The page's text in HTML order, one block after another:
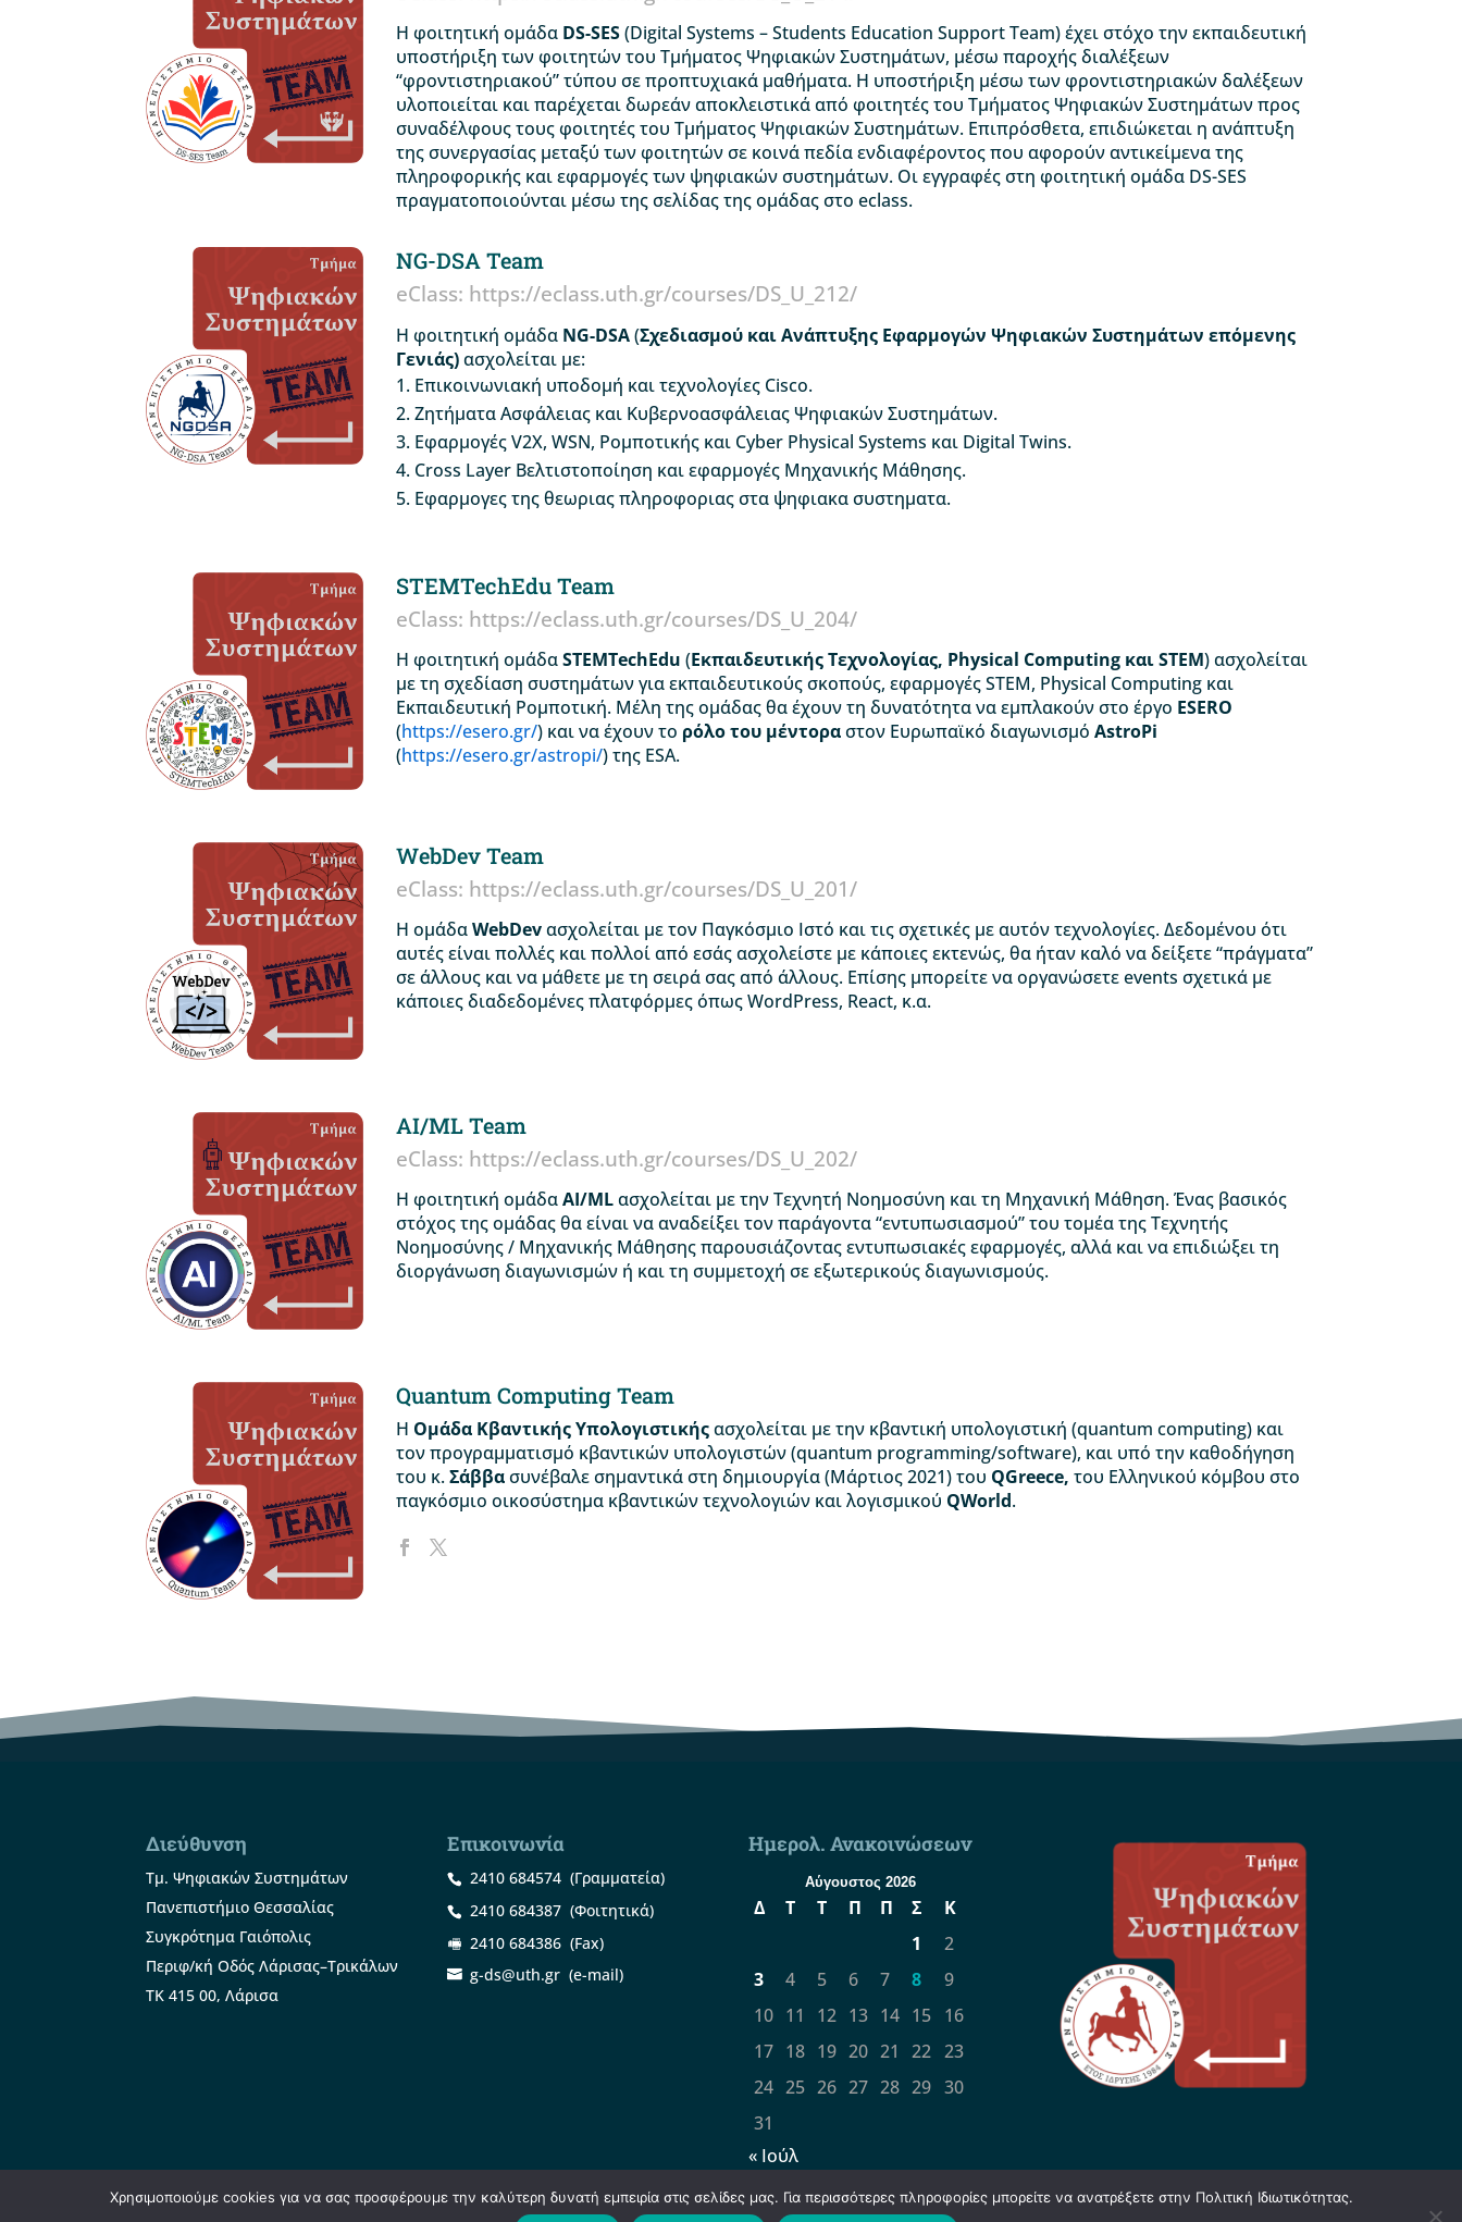
Η φοιτητική ομάδα DS-SES(Digital Systems – Students Education Support Team) έχει στόχο την εκπαιδευτική
υποστήριξη των φοιτητών του Τμήματος Ψηφιακών Συστημάτων, μέσω παροχής διαλέξεων
“φροντιστηριακού” τύπου σε προπτυχιακά μαθήματα. Η υποστήριξη μέσω των φροντιστηριακών δαλέξεων
υλοποιείται και παρέχεται δωρεάν αποκλειστικά από φοιτητές του Τμήματος Ψηφιακών Συστημάτων προς
συναδέλφους τους φοιτητές του Τμήματος Ψηφιακών Συστημάτων. Επιπρόσθετα, επιδιώκεται η ανάπτυξη
της συνεργασίας μεταξύ των φοιτητών σε κοινά πεδία ενδιαφέροντος που αφορούν αντικείμενα της
πληροφορικής και εφαρμογές των ψηφιακών συστημάτων. Οι εγγραφές στη φοιτητική ομάδα DS-SES
πραγματοποιούνται μέσω της σελίδας της ομάδας στο eclass.
NG-DSA Team
eClass: https://eclass.uth.gr/courses/DS_U_212/
Η φοιτητική ομάδα NG-DSA(Σχεδιασμού και Ανάπτυξης Εφαρμογών Ψηφιακών Συστημάτων επόμενης
Γενιάς)ασχολείται με:
Επικοινωνιακή υποδομή και τεχνολογίες Cisco.
Ζητήματα Ασφάλειας και Κυβερνοασφάλειας Ψηφιακών Συστημάτων.
Εφαρμογές V2X, WSN, Ρομποτικής και Cyber Physical Systems και Digital Twins.
Cross Layer Βελτιστοποίηση και εφαρμογές Μηχανικής Μάθησης.
Εφαρμογες της θεωριας πληροφοριας στα ψηφιακα συστηματα.
STEMTechEdu Team
eClass: https://eclass.uth.gr/courses/DS_U_204/
Η φοιτητική ομάδαSTEMTechEdu (Εκπαιδευτικής Τεχνολογίας, Physical Computing και STEM) ασχολείται
με τη σχεδίαση συστημάτων για εκπαιδευτικούς σκοπούς, εφαρμογές STEM, Physical Computing και
Εκπαιδευτική Ρομποτική. Μέλη της ομάδας θα έχουν τη δυνατότητα να εμπλακούν στο έργο ESERO
(https://esero.gr/) και να έχουν το ρόλο του μέντοραστον Ευρωπαϊκό διαγωνισμόAstroPi
(https://esero.gr/astropi/) της ESA.
WebDev Team
eClass: https://eclass.uth.gr/courses/DS_U_201/
Η ομάδαWebDevασχολείται με τον Παγκόσμιο Ιστό και τις σχετικές με αυτόν τεχνολογίες. Δεδομένου ότι
αυτές είναι πολλές και πολλοί από εσάς ασχολείστε με κάποιες εκτενώς, θα ήταν καλό να δείξετε “πράγματα”
σε άλλους και να μάθετε με τη σειρά σας από άλλους. Επίσης μπορείτε να οργανώσετε events σχετικά με
κάποιες διαδεδομένες πλατφόρμες όπως WordPress, React, κ.α.
AI/ML Team
eClass: https://eclass.uth.gr/courses/DS_U_202/
Η φοιτητική ομάδαAI/MLασχολείται με την Τεχνητή Νοημοσύνη και τη Μηχανική Μάθηση. Ένας βασικός
στόχος της ομάδας θα είναι να αναδείξει τον παράγοντα “εντυπωσιασμού” του τομέα της Τεχνητής
Νοημοσύνης / Μηχανικής Μάθησης παρουσιάζοντας εντυπωσιακές εφαρμογές, αλλά και να επιδιώξει τη
διοργάνωση διαγωνισμών ή και τη συμμετοχή σε εξωτερικούς διαγωνισμούς.
Quantum Computing Team
Η Ομάδα Κβαντικής Υπολογιστικήςασχολείται με την κβαντική υπολογιστική (quantum computing) και
τον προγραμματισμό κβαντικών υπολογιστών (quantum programming/software), και υπό την καθοδήγηση
του κ.Σάββασυνέβαλε σημαντικά στη δημιουργία (Μάρτιος 2021) του QGreece, του Ελληνικού κόμβου στο
παγκόσμιο οικοσύστημα κβαντικών τεχνολογιών και λογισμικού QWorld.
Διεύθυνση
Τμ. Ψηφιακών Συστημάτων
Πανεπιστήμιο Θεσσαλίας
Συγκρότημα Γαιόπολις
Περιφ/κή Οδός Λάρισας–Τρικάλων
ΤΚ 415 00, Λάρισα
Επικοινωνία
2410 684574 (Γραμματεία)
2410 684387 (Φοιτητικά)
2410 684386 (Fax)
g-ds@uth.gr (e-mail)
Ημερολ. Ανακοινώσεων
Αύγουστος 2026
Δ Τ Τ Π Π Σ
Κ
1
2
3
4 5 6 7 8
9
10 11 12 13 14 15 16
17 18 19 20 21 22 23
24 25 26 27 28 29 30
31
« Ιούλ
Χρησιμοποιούμε cookies για να σας προσφέρουμε την καλύτερη δυνατή εμπειρία στις σελίδες μας. Για περισσότερες πληροφορίες μπορείτε να ανατρέξετε στην Πολιτική Ιδιωτικότητας.